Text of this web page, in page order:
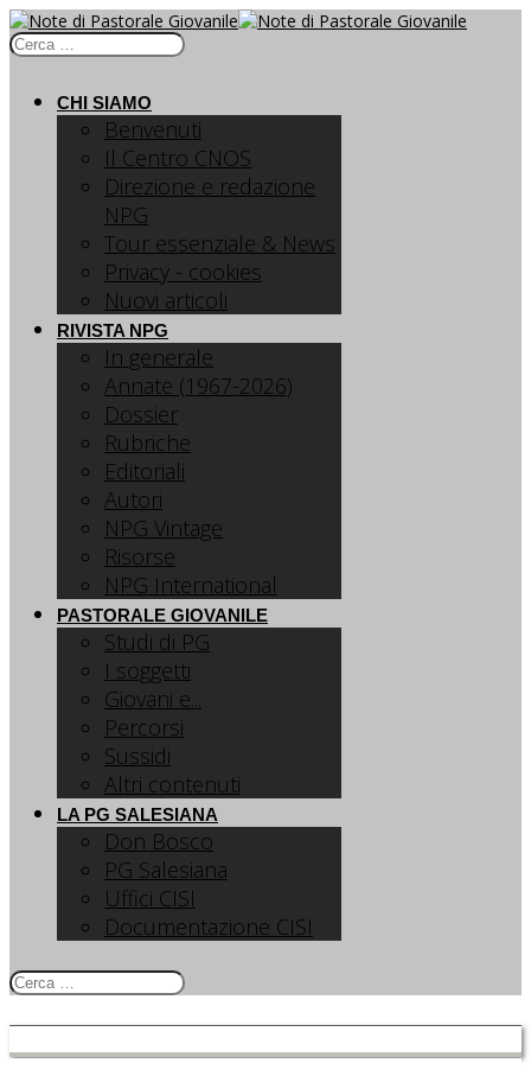
CHI SIAMO
Benvenuti
Il Centro CNOS
Direzione e redazione
NPG
Tour essenziale & News
Privacy - cookies
Nuovi articoli
RIVISTA NPG
In generale
Annate (1967-2026)
Dossier
Rubriche
Editoriali
Autori
NPG Vintage
Risorse
NPG International
PASTORALE GIOVANILE
Studi di PG
I soggetti
Giovani e...
Percorsi
Sussidi
Altri contenuti
LA PG SALESIANA
Don Bosco
PG Salesiana
Uffici CISI
Documentazione CISI